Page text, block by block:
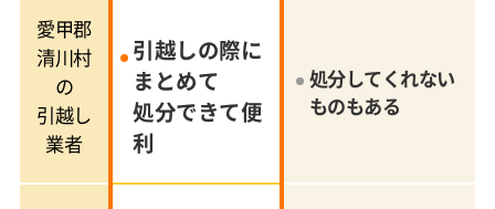
愛甲郡
清川村
の
引越し
業者
引越しの際に
まとめて
処分できて便
利
処分してくれない
ものもある